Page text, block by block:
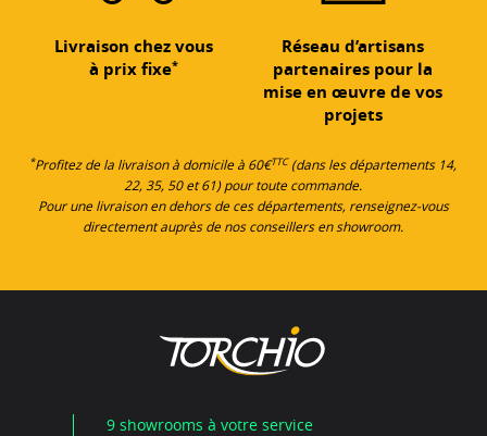
Livraison chez vous
à prix fixe*
Réseau d’artisans
partenaires pour la
mise en œuvre de vos
projets
*Profitez de la livraison à domicile à 60€TTC(dans les départements 14,
22, 35, 50 et 61) pour toute commande.
Pour une livraison en dehors de ces départements, renseignez-vous
directement auprès de nos conseillers en showroom.
9 showrooms à votre service